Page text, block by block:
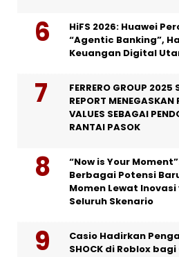
HiFS 2026: Huawei
“Agentic Banking”,
Keuangan Digital
FERRERO GROUP
REPORT MENEGASKAN
VALUES SEBAGAI
RANTAI PASOK
“Now is Your
Berbagai Potensi
Momen Lewat
Seluruh Skenario
Casio Hadirkan
SHOCK di Roblox